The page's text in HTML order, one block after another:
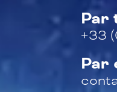
Par
+33
Par